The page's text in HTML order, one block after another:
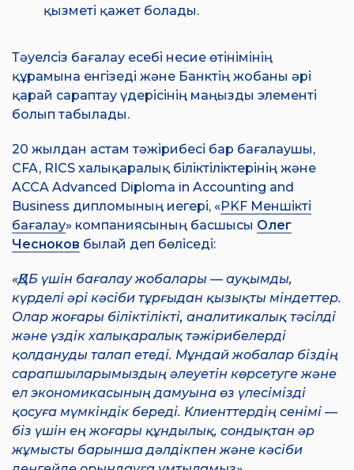
қызметі қажет болады.
Тәуелсіз бағалау есебі несие өтінімінің
құрамына енгізеді және Банктің жобаны әрі
қарай сараптау үдерісінің маңызды элементі
болып табылады.
20 жылдан астам тәжірибесі бар бағалаушы,
CFA, RICS халықаралық біліктіліктерінің және
ACCA Advanced Diploma in Accounting and
Business дипломының иегері, «PKF Меншікті
бағалау» компаниясының басшысы Олег
Чесноков былай деп бөліседі:
«ҚДБ үшін бағалау жобалары — ауқымды,
күрделі әрі кәсіби тұрғыдан қызықты міндеттер.
Олар жоғары біліктілікті, аналитикалық тәсілді
және үздік халықаралық тәжірибелерді
қолдануды талап етеді. Мұндай жобалар біздің
сарапшыларымыздың әлеуетін көрсетуге және
ел экономикасының дамуына өз үлесімізді
қосуға мүмкіндік береді. Клиенттердің сенімі —
біз үшін ең жоғары құндылық, сондықтан әр
жұмысты барынша дәлдікпен және кәсіби